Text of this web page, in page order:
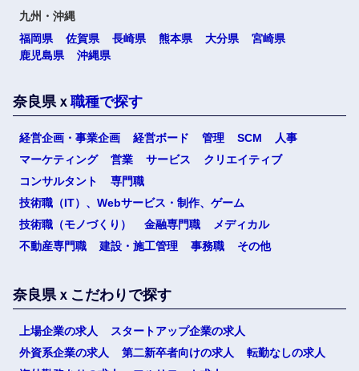
九州・沖縄
福岡県
佐賀県 長崎県 熊本県 大分県
宮崎県
鹿児島県
沖縄県
奈良県ｘ 職種で探す
経営企画・事業企画 経営ボード 管理 SCM
人事
マーケティング
営業 サービス
クリエイティブ
コンサルタント
専門職
技術職（IT）、Webサービス・制作、ゲーム
技術職（モノづくり）
金融専門職
メディカル
不動産専門職
建設・施工管理 事務職 その他
奈良県ｘこだわりで探す
上場企業の求人
スタートアップ企業の求人
外資系企業の求人
第二新卒者向けの求人
転勤なしの求人